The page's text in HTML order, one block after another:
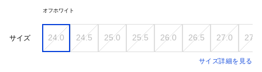
オフホワイト
サイズ 24.0 24.5 25.0 25.5 26.0 26.5 27.0 27.5
サイズ詳細を見る